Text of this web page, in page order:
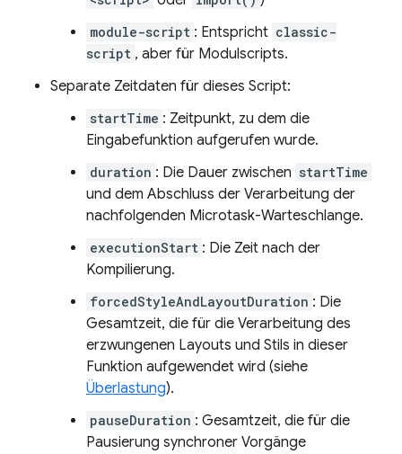
module-script : Entspricht classic-
script , aber für Modulscripts.
Separate Zeitdaten für dieses Script:
startTime : Zeitpunkt, zu dem die
Eingabefunktion aufgerufen wurde.
duration : Die Dauer zwischen startTime
und dem Abschluss der Verarbeitung der
nachfolgenden Microtask-Warteschlange.
executionStart : Die Zeit nach der
Kompilierung.
forcedStyleAndLayoutDuration : Die
Gesamtzeit, die für die Verarbeitung des
erzwungenen Layouts und Stils in dieser
Funktion aufgewendet wird (siehe
Überlastung).
pauseDuration : Gesamtzeit, die für die
Pausierung synchroner Vorgänge